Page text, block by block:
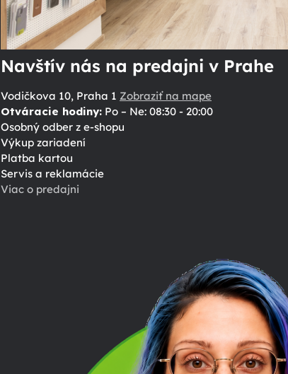
Navštív nás na predajni v Prahe
Vodičkova 10, Praha 1 Zobraziť na mape
Otváracie hodiny:Po – Ne: 08:30 - 20:00
Osobný odber z e-shopu
Výkup zariadení
Platba kartou
Servis a reklamácie
Viac o predajni